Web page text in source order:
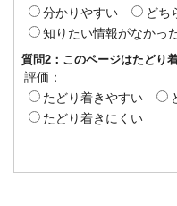
分かりやすい
どち
知りたい情報がなかっ
質問2：このページはたどり
評価：
たどり着きやすい
たどり着きにくい